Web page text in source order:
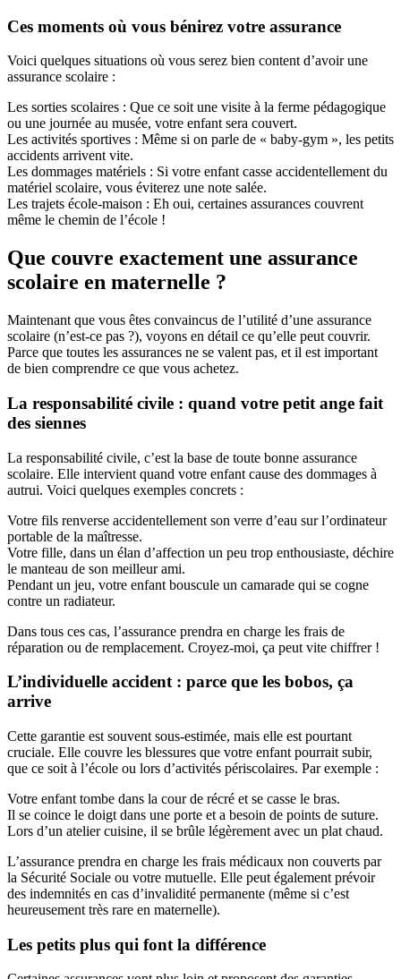
Ces moments où vous bénirez votre assurance
Voici quelques situations où vous serez bien content d’avoir une
assurance scolaire :
Les sorties scolaires : Que ce soit une visite à la ferme pédagogique
ou une journée au musée, votre enfant sera couvert.
Les activités sportives : Même si on parle de « baby-gym », les petits
accidents arrivent vite.
Les dommages matériels : Si votre enfant casse accidentellement du
matériel scolaire, vous éviterez une note salée.
Les trajets école-maison : Eh oui, certaines assurances couvrent
même le chemin de l’école !
Que couvre exactement une assurance
scolaire en maternelle ?
Maintenant que vous êtes convaincus de l’utilité d’une assurance
scolaire (n’est-ce pas ?), voyons en détail ce qu’elle peut couvrir.
Parce que toutes les assurances ne se valent pas, et il est important
de bien comprendre ce que vous achetez.
La responsabilité civile : quand votre petit ange fait
des siennes
La responsabilité civile, c’est la base de toute bonne assurance
scolaire. Elle intervient quand votre enfant cause des dommages à
autrui. Voici quelques exemples concrets :
Votre fils renverse accidentellement son verre d’eau sur l’ordinateur
portable de la maîtresse.
Votre fille, dans un élan d’affection un peu trop enthousiaste, déchire
le manteau de son meilleur ami.
Pendant un jeu, votre enfant bouscule un camarade qui se cogne
contre un radiateur.
Dans tous ces cas, l’assurance prendra en charge les frais de
réparation ou de remplacement. Croyez-moi, ça peut vite chiffrer !
L’individuelle accident : parce que les bobos, ça
arrive
Cette garantie est souvent sous-estimée, mais elle est pourtant
cruciale. Elle couvre les blessures que votre enfant pourrait subir,
que ce soit à l’école ou lors d’activités périscolaires. Par exemple :
Votre enfant tombe dans la cour de récré et se casse le bras.
Il se coince le doigt dans une porte et a besoin de points de suture.
Lors d’un atelier cuisine, il se brûle légèrement avec un plat chaud.
L’assurance prendra en charge les frais médicaux non couverts par
la Sécurité Sociale ou votre mutuelle. Elle peut également prévoir
des indemnités en cas d’invalidité permanente (même si c’est
heureusement très rare en maternelle).
Les petits plus qui font la différence